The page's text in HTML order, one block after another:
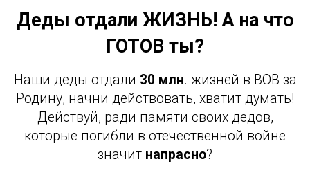
Деды отдали ЖИЗНЬ! А на что
ГОТОВ ты?
Наши деды отдали 30 млн. жизней в ВОВ за
Родину, начни действовать, хватит думать!
Действуй, ради памяти своих дедов,
которые погибли в отечественной войне
значит напрасно?